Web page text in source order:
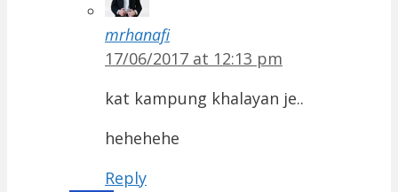
mrhanafi
17/06/2017 at 12:13 pm
kat kampung khalayan je..
hehehehe
Reply